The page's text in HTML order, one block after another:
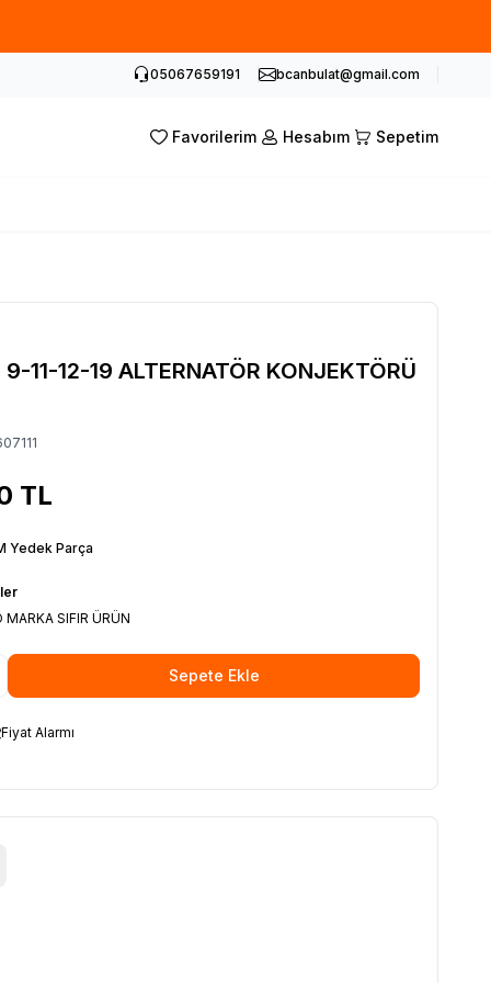
05067659191 bcanbulat@gmail.com
Favorilerim Hesabım Sepetim
9-11-12-19 ALTERNATÖR KONJEKTÖRÜ
TL
Yedek Parça
SIFIR ÜRÜN
Sepete Ekle
Fiyat Alarmı